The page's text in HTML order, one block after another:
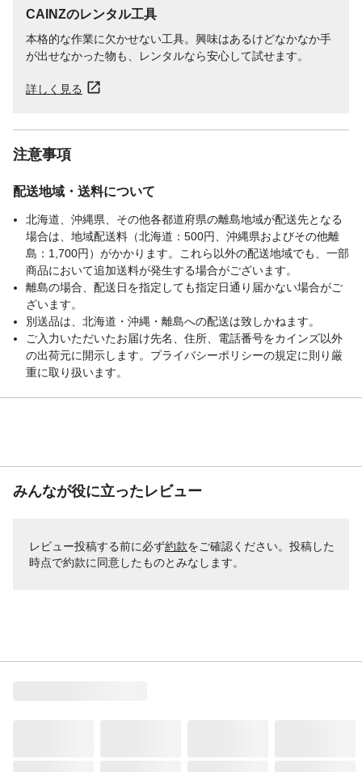
CAINZのレンタル工具
本格的な作業に欠かせない工具。興味はあるけどなかなか手
が出せなかった物も、レンタルなら安心して試せます。
詳しく見る
注意事項
配送地域・送料について
北海道、沖縄県、その他各都道府県の離島地域が配送先となる
場合は、地域配送料（北海道：500円、沖縄県およびその他離
島：1,700円）がかかります。これら以外の配送地域でも、一部
商品において追加送料が発生する場合がございます。
離島の場合、配送日を指定しても指定日通り届かない場合がご
ざいます。
別送品は、北海道・沖縄・離島への配送は致しかねます。
ご入力いただいたお届け先名、住所、電話番号をカインズ以外
の出荷元に開示します。プライバシーポリシーの規定に則り厳
重に取り扱います。
みんなが役に立ったレビュー
レビュー投稿する前に必ず約款をご確認ください。投稿した
時点で約款に同意したものとみなします。